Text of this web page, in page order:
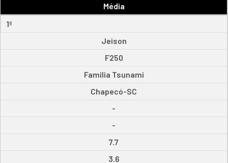
Média
1º
Jeison
F250
Familia Tsunami
Chapecó-SC
-
-
7.7
3.6